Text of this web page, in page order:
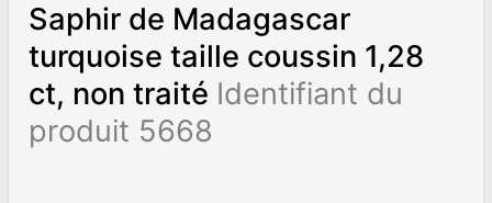
Saphir de Madagascar
turquoise taille coussin 1,28
ct, non traité Identifiant du
produit 5668